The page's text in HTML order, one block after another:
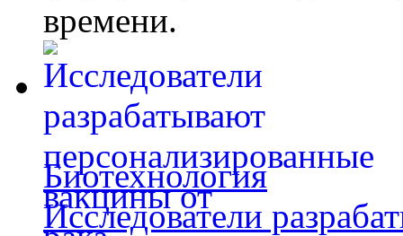
времени.
Биотехнология
Исследователи